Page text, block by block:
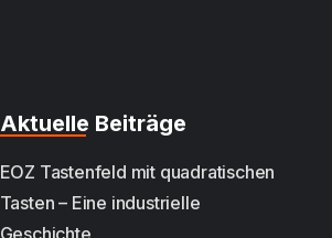
Aktuelle Beiträge
EOZ Tastenfeld mit quadratischen
Tasten – Eine industrielle